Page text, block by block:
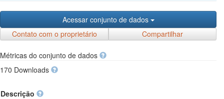
Acessar conjunto de dados
Contato com o proprietário
Compartilhar
Métricas do conjunto de dados
170 Downloads
Descrição